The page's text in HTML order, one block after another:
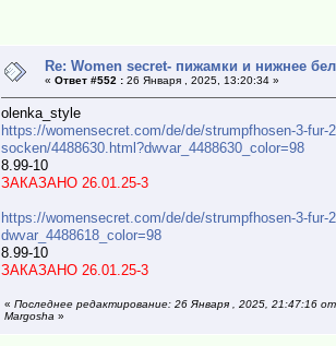
Re: Women secret- пижамки и нижнее
« Ответ #552 :26 Января , 2025, 13:20:34 »
olenka_style
https://womensecret.com/de/de/strumpfhosen-3-fur-
socken/4488630.html?dwvar_4488630_color=98
8.99-10
ЗАКАЗАНО 26.01.25-3
https://womensecret.com/de/de/strumpfhosen-3-
dwvar_4488618_color=98
8.99-10
ЗАКАЗАНО 26.01.25-3
« Последнее редактирование: 26 Января , 2025, 21:47:16 от
Margosha »